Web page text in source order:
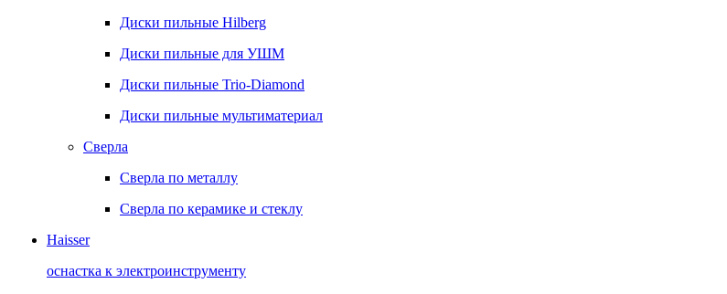
Диски пильные Hilberg
Диски пильные для УШМ
Диски пильные Trio-Diamond
Диски пильные мультиматериал
Сверла
Сверла по металлу
Сверла по керамике и стеклу
Haisser
оснастка к электроинструменту